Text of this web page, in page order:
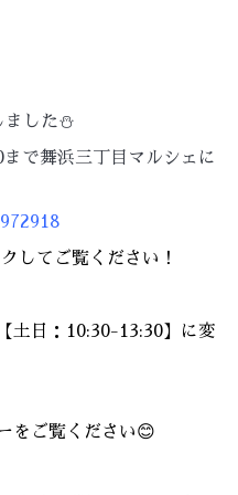
した⛄
で舞浜三丁目マルシェに
してご覧ください！
土日：10:30-13:30】に変
をご覧ください😊